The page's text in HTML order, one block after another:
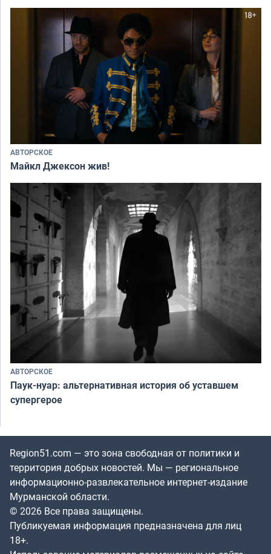
АВТОРСКОЕ
Майкл Джексон жив!
АВТОРСКОЕ
Паук-нуар: альтернативная история об уставшем
супергерое
Region51.com — это зона свободная от политики и
территория добрых новостей. Мы — региональное
информационно-развлекательное интернет-издание
Мурманской области.
© 2026 Все права защищены.
Публикуемая информация предназначена для лиц
18+.